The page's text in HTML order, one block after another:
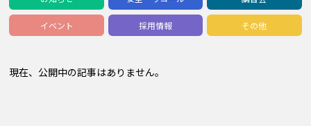
イベント 採用情報 その他
現在、公開中の記事はありません。